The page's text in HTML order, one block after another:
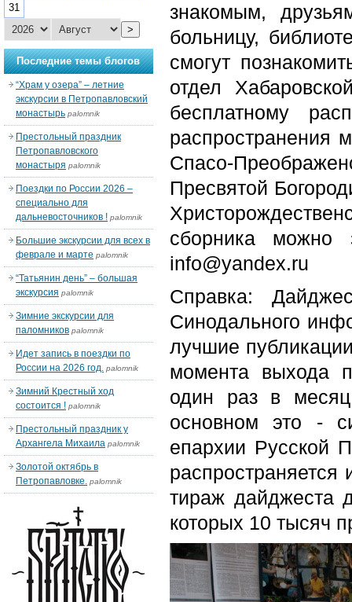
знакомым,
больницу,
смогут
отдел
бесплатному
распространения
Спасо-
Пресвятой
сборника можно
info@yandex.ru
Справка:
Синодального
лучшие
момента выхода
один раз в
основном это -
епархии Русской
тираж дайджеста
которых 10 тысяч
31
>
Последние темы блогов
“Храм у озера” – летние
экскурсии в Петропавловский
монастырь palomnik
Престольный праздник
Петропавловского
монастыря palomnik
Поездки по России 2026 –
специально для
дальневосточников ! palomnik
Большие экскурсии для всех в
феврале и марте palomnik
“Татьянин день” – большая
экскурсия palomnik
Зимние экскурсии для
паломников palomnik
Идет запись в поездки по
России на 2026 год. palomnik
Зимний Крестный ход
состоится ! palomnik
Престольный праздник у
Архангела Михаила palomnik
Золотой октябрь в
Петропавловке. palomnik